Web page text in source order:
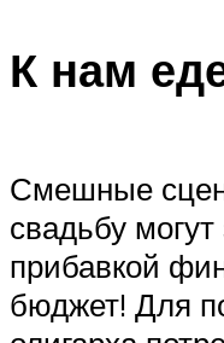
К нам
Смешные
свадьбу
прибавкой
бюджет! Для